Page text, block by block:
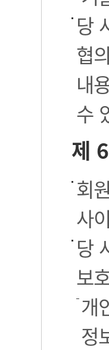
당
협
내
수
제
회
사
당
보
개
정